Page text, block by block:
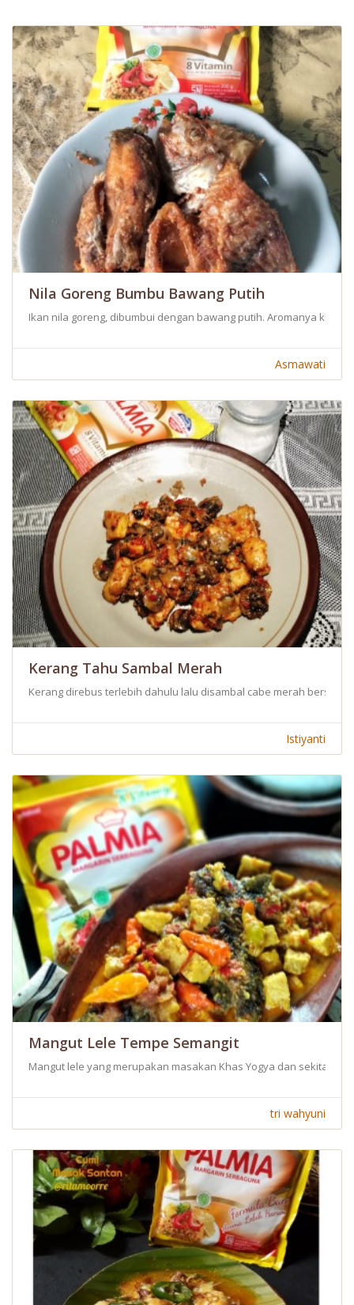
Nila Goreng Bumbu Bawang Putih
Ikan nila goreng, dibumbui dengan bawang putih. Aromanya khas
Asmawati
Kerang Tahu Sambal Merah
Kerang direbus terlebih dahulu lalu disambal cabe merah
Istiyanti
Mangut Lele Tempe Semangit
Mangut lele yang merupakan masakan Khas Yogya dan
tri wahyuni